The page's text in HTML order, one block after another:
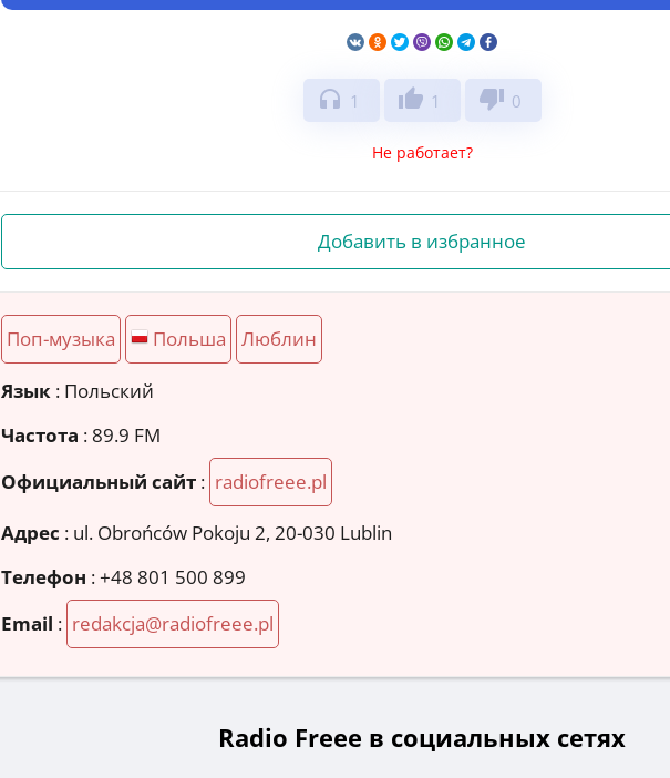
headphones 1 thumb_up 1 thumb_down 0
Не работает?
Добавить в избранное
Поп-музыка Польша Люблин
Язык : Польский
Частота : 89.9 FM
Официальный сайт : radiofreee.pl
Адрес : ul. Obrońców Pokoju 2, 20-030 Lublin
Телефон :+48 801 500 899
Email : redakcja@radiofreee.pl
Radio Freee в социальных сетях